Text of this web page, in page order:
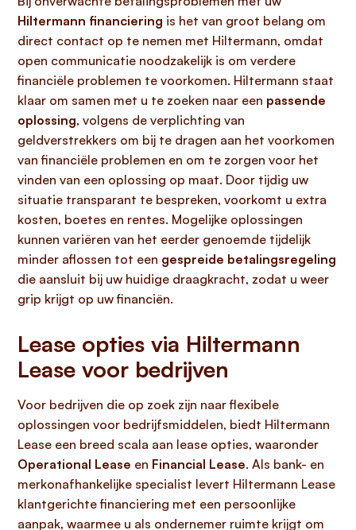
Hiltermann financiering is het van groot belang om
direct contact op te nemen met Hiltermann, omdat
open communicatie noodzakelijk is om verdere
financiële problemen te voorkomen. Hiltermann staat
klaar om samen met u te zoeken naar een passende
oplossing, volgens de verplichting van
geldverstrekkers om bij te dragen aan het voorkomen
van financiële problemen en om te zorgen voor het
vinden van een oplossing op maat. Door tijdig uw
situatie transparant te bespreken, voorkomt u extra
kosten, boetes en rentes. Mogelijke oplossingen
kunnen variëren van het eerder genoemde tijdelijk
minder aflossen tot een gespreide betalingsregeling
die aansluit bij uw huidige draagkracht, zodat u weer
grip krijgt op uw financiën.
Lease opties via Hiltermann
Lease voor bedrijven
Voor bedrijven die op zoek zijn naar flexibele
oplossingen voor bedrijfsmiddelen, biedt Hiltermann
Lease een breed scala aan lease opties, waaronder
Operational Lease en Financial Lease. Als bank- en
merkonafhankelijke specialist levert Hiltermann Lease
klantgerichte financiering met een persoonlijke
aanpak, waarmee u als ondernemer ruimte krijgt om